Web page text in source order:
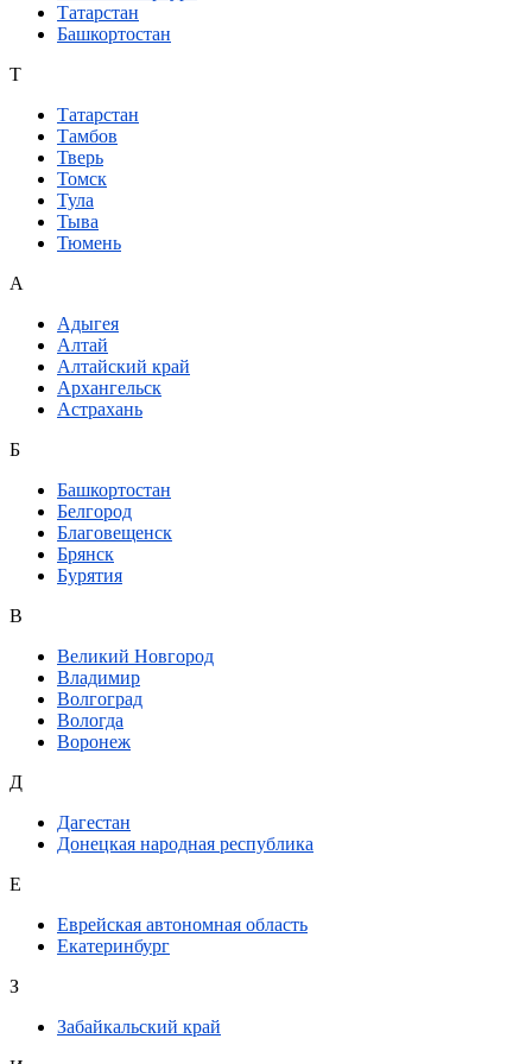
Татарстан
Башкортостан
Т
Татарстан
Тамбов
Тверь
Томск
Тула
Тыва
Тюмень
А
Адыгея
Алтай
Алтайский край
Архангельск
Астрахань
Б
Башкортостан
Белгород
Благовещенск
Брянск
Бурятия
В
Великий Новгород
Владимир
Волгоград
Вологда
Воронеж
Д
Дагестан
Донецкая народная республика
Е
Еврейская автономная область
Екатеринбург
З
Забайкальский край